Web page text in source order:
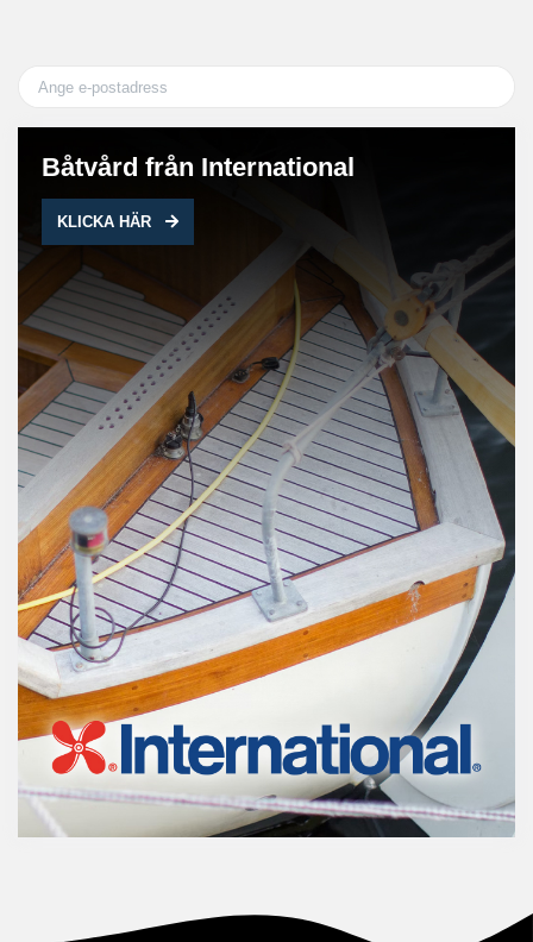
Båtvård från International
KLICKA HÄR